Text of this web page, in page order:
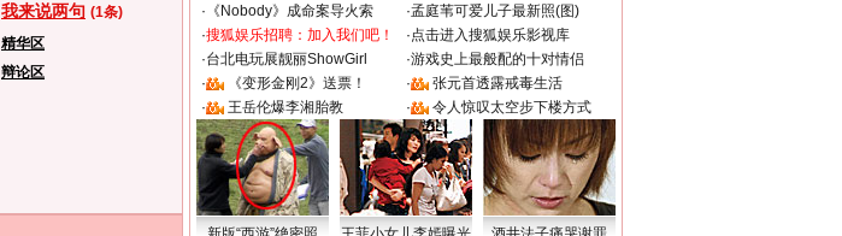
我来说两句 (1条)
精华区
辩论区
· 《Nobody》成命案导火索 ·孟庭苇可爱儿子最新照(图)
·搜狐娱乐招聘：加入我们吧！ ·点击进入搜狐娱乐影视库
·台北电玩展靓丽ShowGirl ·游戏史上最般配的十对情侣
·
《变形金刚2》送票！ ·
张元首透露戒毒生活
·
王岳伦爆李湘胎教 · 令人惊叹太空步下楼方式